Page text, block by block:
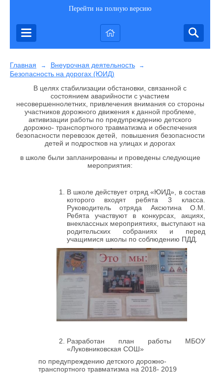
Перейти на полную версию
Главная → Внеурочная деятельность →
Безопасность на дорогах (ЮИД)
В целях стабилизации обстановки, связанной с
состоянием аварийности с участием
несовершеннолетних, привлечения внимания со стороны
участников дорожного движения к данной проблеме,
активизации работы по предупреждению детского
дорожно- транспортного травматизма и обеспечения
безопасности перевозок детей, повышения безопасности
детей и подростков на улицах и дорогах
в школе были запланированы и проведены следующие
мероприятия:
В школе действует отряд «ЮИД», в состав
которого входят ребята 3 класса.
Руководитель отряда Аксютина О.М.
Ребята участвуют в конкурсах, акциях,
внеклассных мероприятиях, выступают на
родительских собраниях и перед
учащимися школы по соблюдению ПДД.
Разработан план работы МБОУ
«Луковниковская СОШ»
по предупреждению детского дорожно-
транспортного травматизма на 2018- 2019